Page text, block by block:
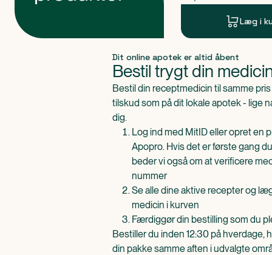
Læg i
Dit online apotek er altid åbent
Bestil trygt din
Bestil din receptmedicin til samme
tilskud som på dit lokale apotek - lige
dig.
Log ind med MitID eller opret en
Apopro. Hvis det er første gang
beder vi også om at verificere
nummer
Se alle dine aktive recepter og
medicin i kurven
Færdiggør din bestilling som du
Bestiller du inden 12:30 på hverdage,
din pakke samme aften i udvalgte